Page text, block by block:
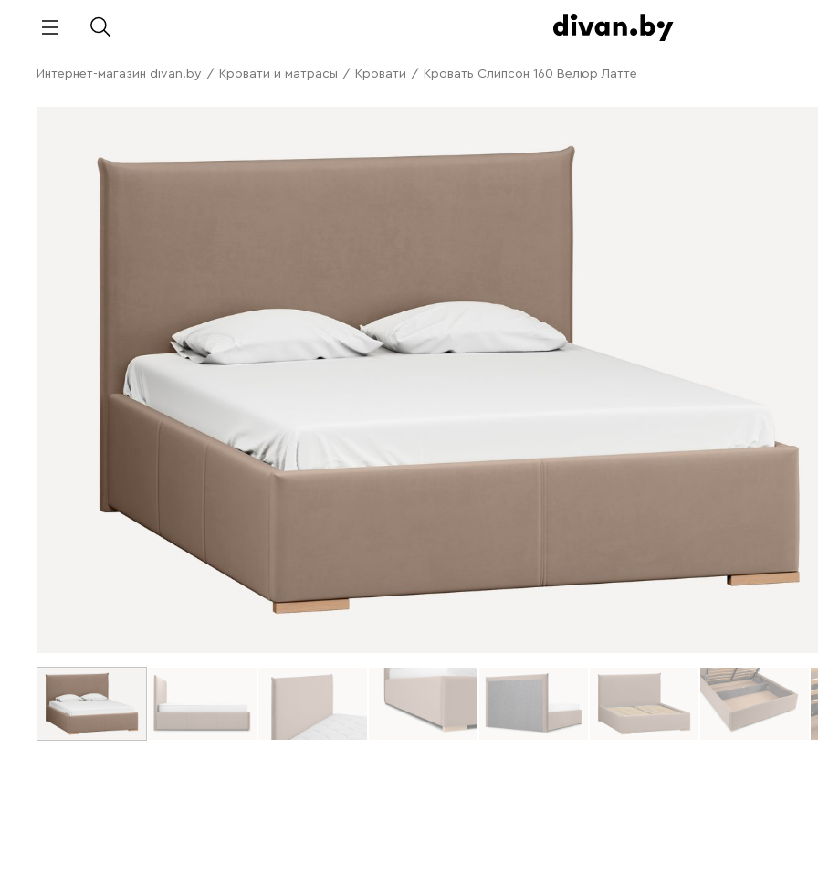
Интернет-магазин divan.by / Кровати и матрасы / Кровати / Кровать Слипсон 160 Велюр Латте